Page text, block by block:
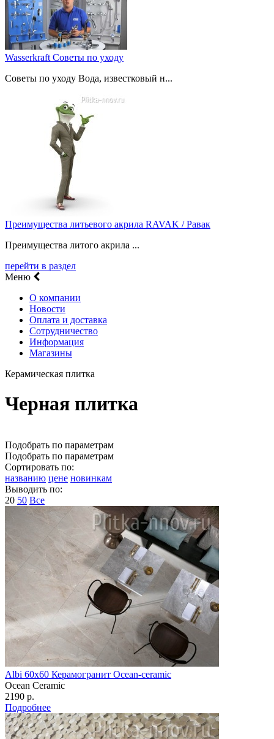
Wasserkraft Советы по уходу
Советы по уходу Вода, известковый н...
Преимущества литьевого акрила RAVAK / Равак
Преимущества литого акрила ...
перейти в раздел
Меню
О компании
Новости
Оплата и доставка
Сотрудничество
Информация
Магазины
Керамическая плитка
Черная плитка
Подобрать по параметрам
Подобрать по параметрам
Сортировать по:
названию цене новинкам
Выводить по:
20 50 Все
Albi 60х60 Керамогранит Ocean-ceramic
Ocean Ceramic
2190 р.
Подробнее